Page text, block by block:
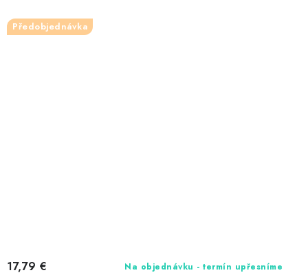
Předobjednávka
Na objednávku - termín upřesníme
17,79 €